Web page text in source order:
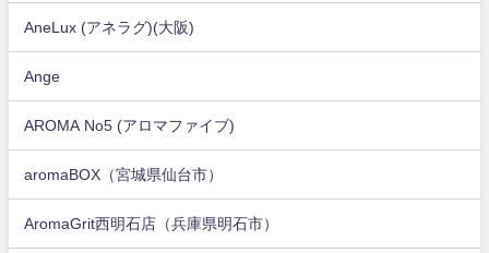
AneLux (アネラグ)(大阪)
Ange
AROMA No5 (アロマファイブ)
aromaBOX（宮城県仙台市）
AromaGrit西明石店（兵庫県明石市）